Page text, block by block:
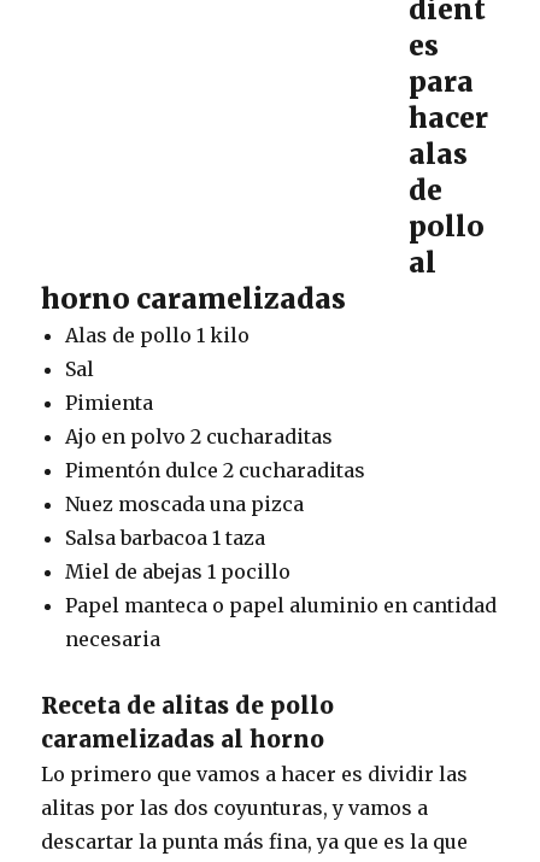
dient
es
para
hacer
alas
de
pollo
al
horno caramelizadas
Alas de pollo 1 kilo
Sal
Pimienta
Ajo en polvo 2 cucharaditas
Pimentón dulce 2 cucharaditas
Nuez moscada una pizca
Salsa barbacoa 1 taza
Miel de abejas 1 pocillo
Papel manteca o papel aluminio en cantidad
necesaria
Receta de alitas de pollo
caramelizadas al horno
Lo primero que vamos a hacer es dividir las
alitas por las dos coyunturas, y vamos a
descartar la punta más fina, ya que es la que